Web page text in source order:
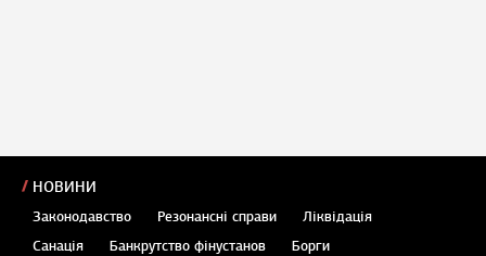
НОВИНИ
Законодавство Резонансні справи
Ліквідація
Санація
Банкрутство фінустанов
Борги